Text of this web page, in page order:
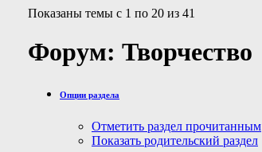
Показаны темы с 1 по 20 из 41
Форум: Творчество
Опции раздела
Отметить раздел прочитанным
Показать родительский раздел